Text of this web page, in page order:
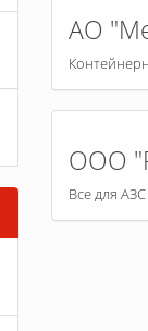
АО
ООО
Все для АЗС